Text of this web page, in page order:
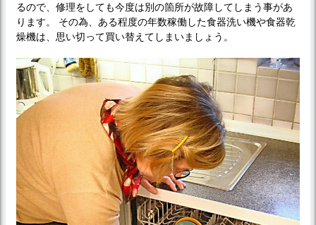
るので、修理をしても今度は別の箇所が故障してしまう事があ
ります。 その為、ある程度の年数稼働した食器洗い機や食器乾
燥機は、思い切って買い替えてしまいましょう。